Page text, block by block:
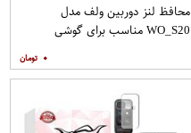
محافظ لنز دوربین ولف مدل
WO_S20 مناسب برای گوشی
۰